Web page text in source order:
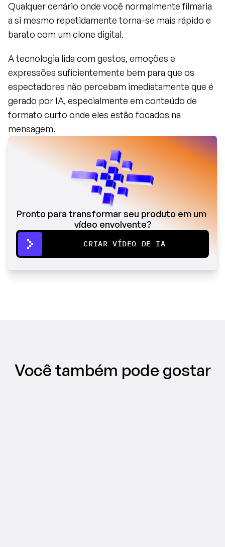
Qualquer cenário onde você normalmente filmaria
a si mesmo repetidamente torna-se mais rápido e
barato com um clone digital.
A tecnologia lida com gestos, emoções e
expressões suficientemente bem para que os
espectadores não percebam imediatamente que é
gerado por IA, especialmente em conteúdo de
formato curto onde eles estão focados na
mensagem.
Pronto para transformar seu produto em um
vídeo envolvente?
CRIAR VÍDEO DE IA
Você também pode gostar